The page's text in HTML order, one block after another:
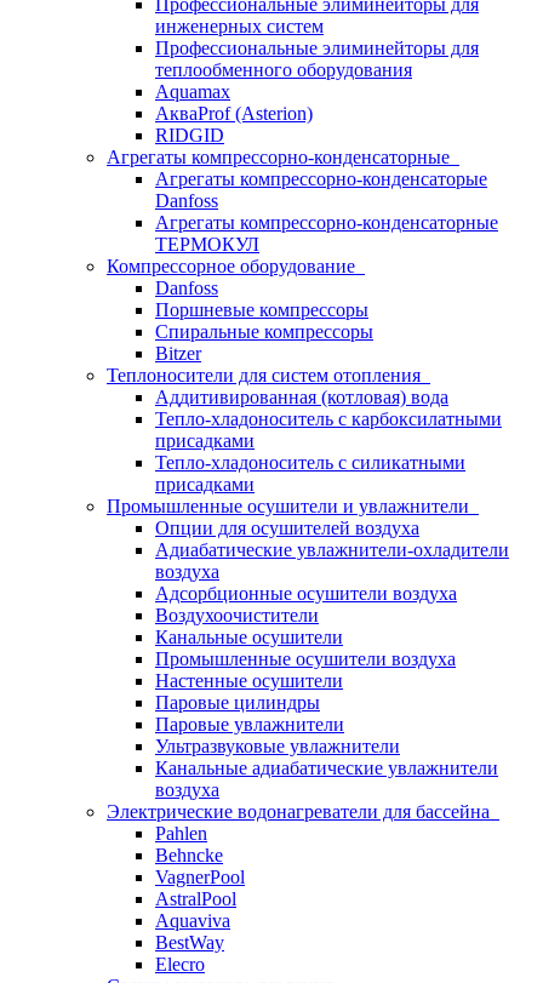
Профессиональные элиминейторы для
инженерных систем
Профессиональные элиминейторы для
теплообменного оборудования
Aquamax
АкваProf (Asterion)
RIDGID
Агрегаты компрессорно-конденсаторные
Агрегаты компрессорно-конденсаторые
Danfoss
Агрегаты компрессорно-конденсаторные
ТЕРМОКУЛ
Компрессорное оборудование
Danfoss
Поршневые компрессоры
Спиральные компрессоры
Bitzer
Теплоносители для систем отопления
Аддитивированная (котловая) вода
Тепло-хладоноситель с карбоксилатными
присадками
Тепло-хладоноситель с силикатными
присадками
Промышленные осушители и увлажнители
Опции для осушителей воздуха
Адиабатические увлажнители-охладители
воздуха
Адсорбционные осушители воздуха
Воздухоочистители
Канальные осушители
Промышленные осушители воздуха
Настенные осушители
Паровые цилиндры
Паровые увлажнители
Ультразвуковые увлажнители
Канальные адиабатические увлажнители
воздуха
Электрические водонагреватели для бассейна
Pahlen
Behncke
VagnerPool
AstralPool
Aquaviva
BestWay
Elecro